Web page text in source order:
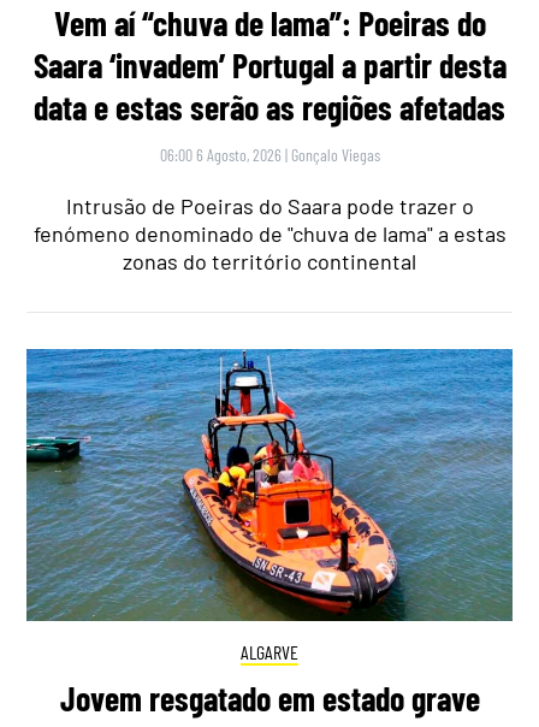
Vem aí “chuva de lama”: Poeiras do
Saara ‘invadem’ Portugal a partir desta
data e estas serão as regiões afetadas
06:00 6 Agosto, 2026 | Gonçalo Viegas
Intrusão de Poeiras do Saara pode trazer o
fenómeno denominado de "chuva de lama" a estas
zonas do território continental
ALGARVE
Jovem resgatado em estado grave